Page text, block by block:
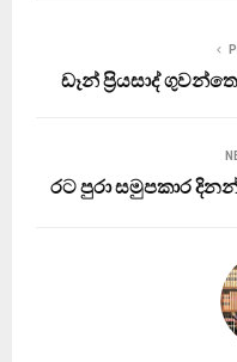
ඩෑන් ප්‍රියසාද්
රට පුරා සමුපකාර